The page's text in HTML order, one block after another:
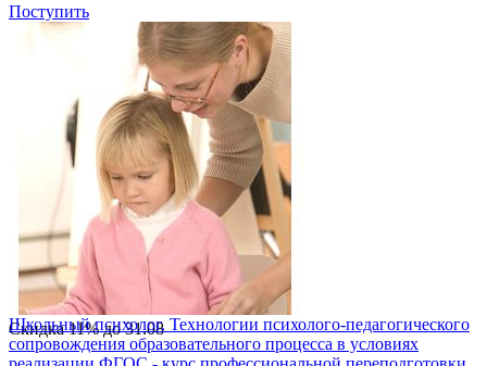
Поступить
Скидка11%до31.08
Школьный психолог. Технологии психолого-педагогического
сопровождения образовательного процесса в условиях